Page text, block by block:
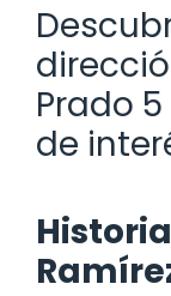
Prado
de